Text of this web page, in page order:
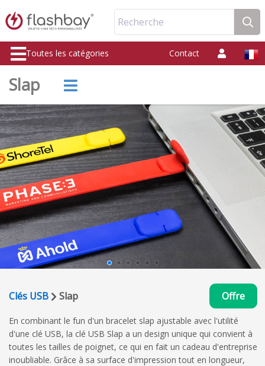
Recherche
Toutes les catégories Contact
Slap
Clés USB Slap Offre
En combinant le fun d'un bracelet slap ajustable avec l'utilité
d'une clé USB, la clé USB Slap a un design unique qui convient à
toutes les tailles de poignet, ce qui en fait un cadeau d'entreprise
inoubliable. Grâce à sa surface d'impression tout en longueur,